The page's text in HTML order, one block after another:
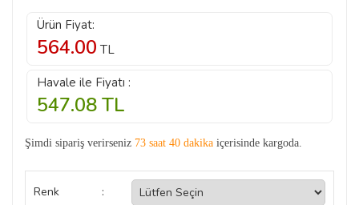
Ürün Fiyat:
564.00 TL
Havale ile Fiyatı :
547.08TL
Şimdi sipariş verirseniz 73 saat 40 dakika içerisinde kargoda.
Renk :